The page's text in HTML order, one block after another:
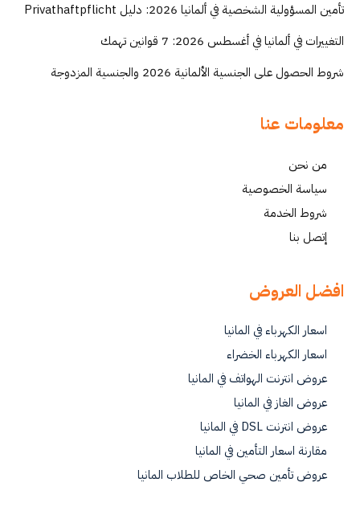
تأمين المسؤولية الشخصية في ألمانيا 2026: دليل Privathaftpflicht
التغييرات في ألمانيا في أغسطس 2026: 7 قوانين تهمك
شروط الحصول على الجنسية الألمانية 2026 والجنسية المزدوجة
معلومات عنا
من نحن
سياسة الخصوصية
شروط الخدمة
إتصل بنا
افضل العروض
اسعار الكهرباء في المانيا
اسعار الكهرباء الخضراء
عروض انترنت الهواتف في المانيا
عروض الغاز في المانيا
عروض انترنت DSL في المانيا
مقارنة اسعار التأمين في المانيا
عروض تأمين صحي الخاص للطلاب المانيا